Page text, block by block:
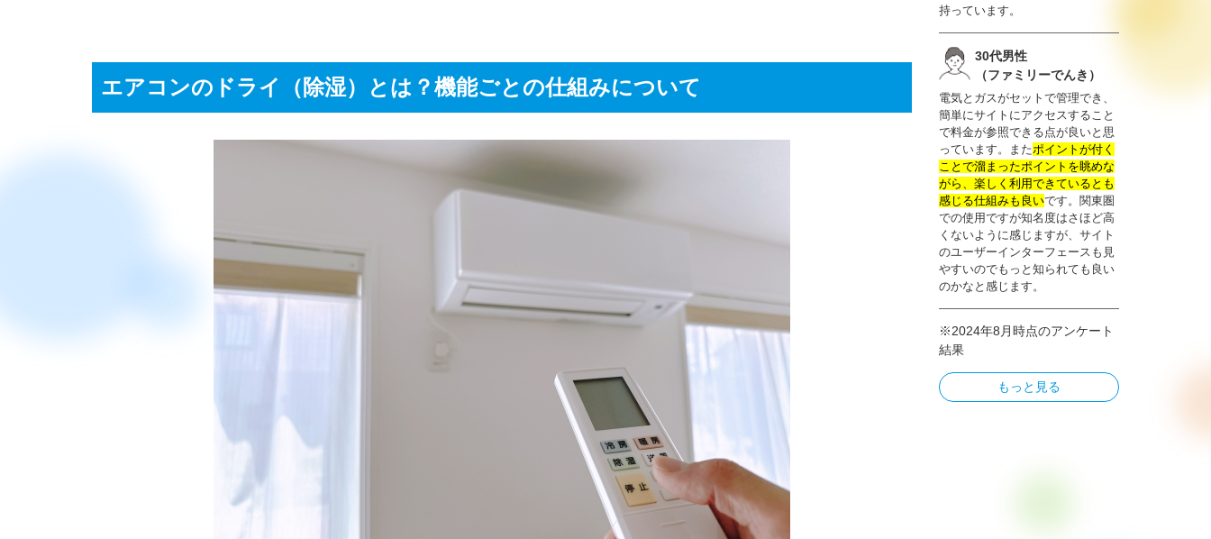
エアコンのドライ（除湿）とは？機能ごとの仕組みについて
持っています。
30代男性
（ファミリーでんき）
電気とガスがセットで管理でき、
簡単にサイトにアクセスすること
で料金が参照できる点が良いと思
っています。またポイントが付く
ことで溜まったポイントを眺めな
がら、楽しく利用できているとも
感じる仕組みも良いです。関東圏
での使用ですが知名度はさほど高
くないように感じますが、サイト
のユーザーインターフェースも見
やすいのでもっと知られても良い
のかなと感じます。
※2024年8月時点のアンケート
結果
もっと見る